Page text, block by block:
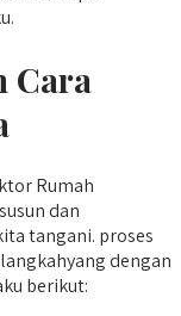
Cara
Rumah
dan
tangani. proses
dengan
berikut: